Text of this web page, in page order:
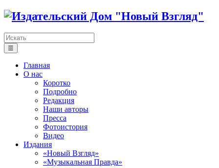
☰
Главная
О нас
Коротко
Подробно
Редакция
Наши авторы
Пресса
Фотоистория
Видео
Издания
«Новый Взгляд»
«Музыкальная Правда»